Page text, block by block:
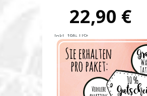
22,90 €
Inkl. 19% USt.
Versandkosten
Produktnummer:tb079-E
Verfügbarkeit:Auf Lager
Lieferzeit: 1-2 Werktage